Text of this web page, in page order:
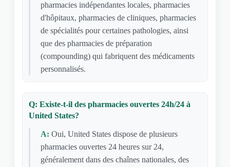
pharmacies indépendantes locales, pharmacies
d'hôpitaux, pharmacies de cliniques, pharmacies
de spécialités pour certaines pathologies, ainsi
que des pharmacies de préparation
(compounding) qui fabriquent des médicaments
personnalisés.
Q: Existe-t-il des pharmacies ouvertes 24h/24 à
United States?
A: Oui, United States dispose de plusieurs
pharmacies ouvertes 24 heures sur 24,
généralement dans des chaînes nationales, des